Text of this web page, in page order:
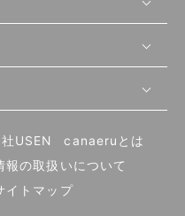
ト）
USEN
canaeruとは
報の取扱いについて
イトマップ